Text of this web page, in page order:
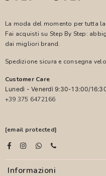
La moda del momento per tutta
Fai acquisti su Step By Step:
dai migliori brand.
Spedizione sicura e consegna
Customer Care
Lunedì - Venerdì 9:30-13:00/
+39 375 6472166
[email protected]
Informazioni